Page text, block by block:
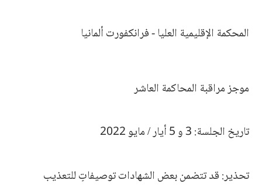
المحكمة الإقليمية العليا - فرانكفورت ألمانيا
موجز مراقبة المحاكمة العاشر
تاريخ الجلسة: 3 و 5 أيار / مايو 2022
تحذير: قد تتضمن بعض الشهادات توصيفاتٍ للتعذيب